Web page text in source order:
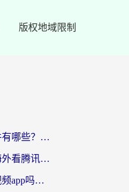
版权地域限制
海外看腾讯视频的软件有哪些？2026实测有效，留学生都在用的回国加速器指南
海外党必看：如何在海外看腾讯体育？解决赛事直播地区限制的终极指南
在国外可以看国内的视频app吗知乎？海外党亲测有效的追剧加速方案